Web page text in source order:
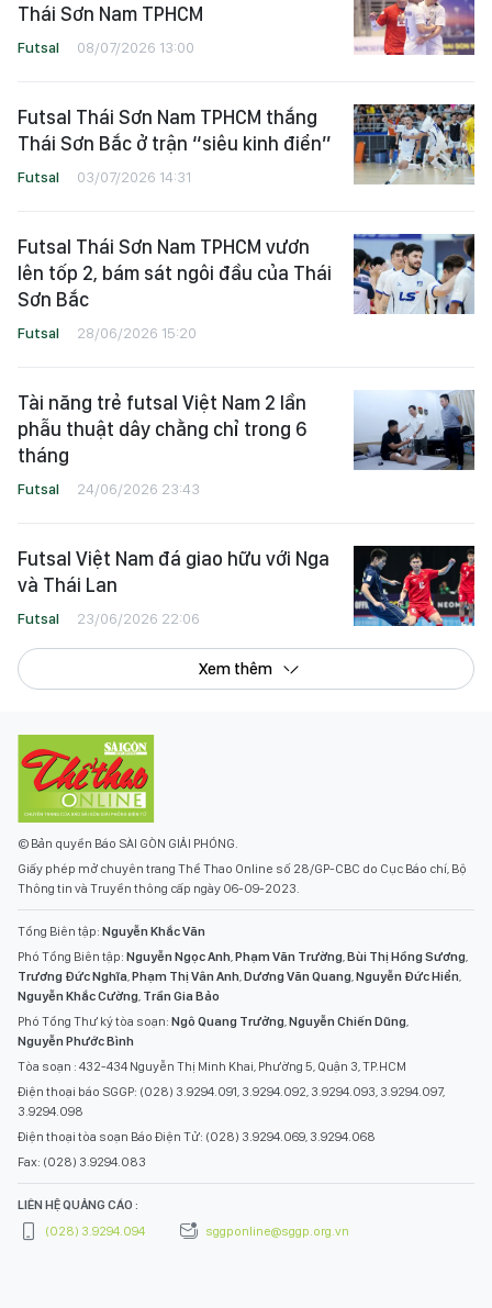
Thái Sơn Nam TPHCM
Futsal 08/07/2026 13:00
Futsal Thái Sơn Nam TPHCM thắng
Thái Sơn Bắc ở trận “siêu kinh điển”
Futsal 03/07/2026 14:31
Futsal Thái Sơn Nam TPHCM vươn
lên tốp 2, bám sát ngôi đầu của Thái
Sơn Bắc
Futsal 28/06/2026 15:20
Tài năng trẻ futsal Việt Nam 2 lần
phẫu thuật dây chằng chỉ trong 6
tháng
Futsal 24/06/2026 23:43
Futsal Việt Nam đá giao hữu với Nga
và Thái Lan
Futsal 23/06/2026 22:06
Xem thêm
© Bản quyền Báo SÀI GÒN GIẢI PHÓNG.
Giấy phép mở chuyên trang Thể Thao Online số 28/GP-CBC do Cục Báo chí, Bộ
Thông tin và Truyền thông cấp ngày 06-09-2023.
Tổng Biên tập: Nguyễn Khắc Văn
Phó Tổng Biên tập: Nguyễn Ngọc Anh Phạm Văn Trường Bùi Thị Hồng Sương
Trương Đức Nghĩa Phạm Thị Vân Anh Dương Văn Quang Nguyễn Đức Hiển
Nguyễn Khắc Cường Trần Gia Bảo
Phó Tổng Thư ký tòa soạn: Ngô Quang Trưởng Nguyễn Chiến Dũng
Nguyễn Phước Bình
Tòa soạn : 432-434 Nguyễn Thị Minh Khai, Phường 5, Quận 3, TP.HCM
Điện thoại báo SGGP: (028) 3.9294.091, 3.9294.092, 3.9294.093, 3.9294.097,
3.9294.098
Điện thoại tòa soạn Báo Điện Tử: (028) 3.9294.069, 3.9294.068
Fax: (028) 3.9294.083
LIÊN HỆ QUẢNG CÁO :
(028) 3.9294.094
sggponline@sggp.org.vn